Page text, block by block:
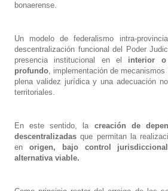
bonaerense.
Un modelo de federalismo intra-
descentralización funcional del Poder
presencia institucional en el interior
profundo, implementación de
plena validez jurídica y una adecuación
territoriales.
En este sentido, la creación de
descentralizadas que permitan la
en origen, bajo control
alternativa viable.